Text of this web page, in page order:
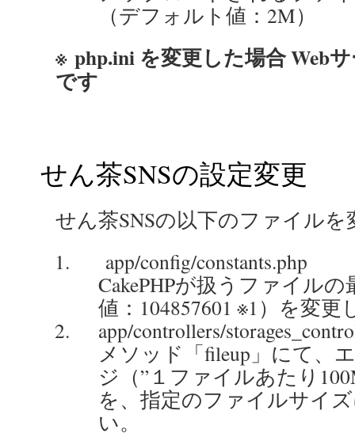
（デフォルト値：2M）
※ php.ini を変更した場合 Web
です
せん茶SNSの設定変更
せん茶SNSの以下のファイル
app/config/constants.php
CakePHPが扱うファイル
値：104857601 ※1）を変
app/controllers/
メソッド「fileup」にて、
ジ（”１ファイルあたり
を、指定のファイルサイ
い。